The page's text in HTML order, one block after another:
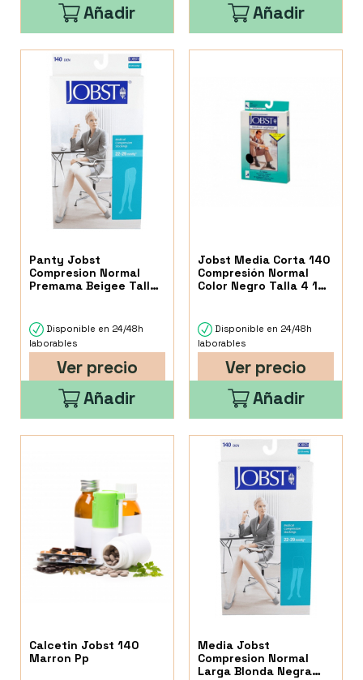
Añadir
Añadir
Panty Jobst
Compresion Normal
Premama Beigee Talla
Disponible en 24/48h
laborables
Ver precio
Añadir
Jobst Media Corta 140
Compresión Normal
Color Negro Talla 4 1
Disponible en 24/48h
laborables
Ver precio
Añadir
Calcetin Jobst 140
Marron Pp
Media Jobst
Compresion Normal
Larga Blonda Negra